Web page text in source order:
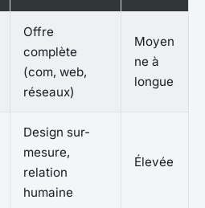
Offre
complète
(com, web,
réseaux)
Moyen
ne à
longue
Design sur-
mesure,
relation
humaine
Élevée